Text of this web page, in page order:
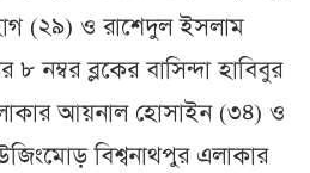
(২৯) ও রাশেদুল ইসলাম
নম্বর ব্লকের বাসিন্দা হাবিবুর
আয়নাল হোসাইন (৩৪) ও
বিশ্বনাথপুর এলাকার